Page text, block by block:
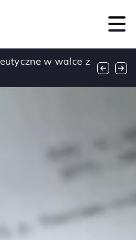
– poznaj
w walce z
inspirowane